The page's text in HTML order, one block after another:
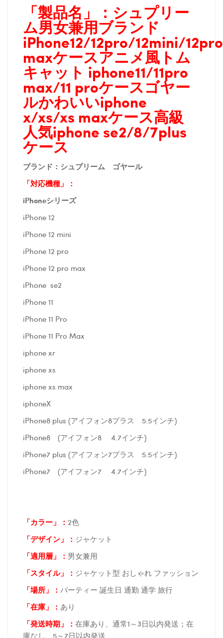
「製品名」： シュプリー
ム男女兼用ブランド
iPhone12/12pro/12mini/12pro
maxケースアニメ風トム
キャット iphone11/11pro
max/11 proケースゴヤー
ルかわいいiphone
x/xs/xs maxケース高級
人気iphone se2/8/7plus
ケース
ブランド： シュプリーム ゴヤール
「対応機種」：
iPhoneシリーズ
iPhone 12
iPhone 12 mini
iPhone 12 pro
iPhone 12 pro max
iPhone se2
iPhone 11
iPhone 11 Pro
iPhone 11 Pro Max
iphone xr
iphone xs
iphone xs max
iphoneX
iPhone8 plus (アイフォン8プラス 5.5インチ)
iPhone8 (アイフォン8 4.7インチ)
iPhone7 plus (アイフォン7プラス 5.5インチ)
iPhone7 (アイフォン7 4.7インチ)
「カラー」： 2色
「デザイン」
： ジャケット
「適用層」： 男女兼用
「スタイル」： ジャケット型 おしゃれ ファッション
「場所 」： パーティー 誕生日 通勤 通学 旅行
「在庫 」： あり
「発送時期 」： 在庫あり、通常1～3日以内発送；在
庫なし、5～7日以内発送